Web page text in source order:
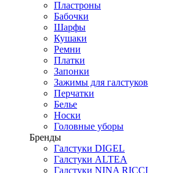
Пластроны
Бабочки
Шарфы
Кушаки
Ремни
Платки
Запонки
Зажимы для галстуков
Перчатки
Белье
Носки
Головные уборы
Бренды
Галстуки DIGEL
Галстуки ALTEA
Галстуки NINA RICCI